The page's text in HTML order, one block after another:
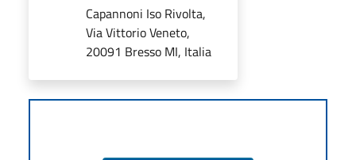
Capannoni Iso Rivolta,
Via Vittorio Veneto,
20091 Bresso MI, Italia